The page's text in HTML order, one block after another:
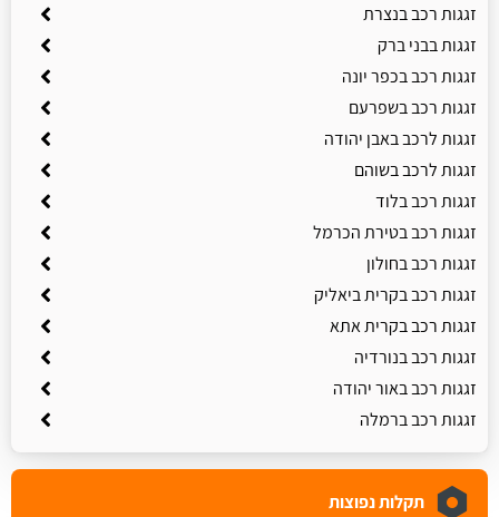
זגגות רכב בנצרת
זגגות בבני ברק
זגגות רכב בכפר יונה
זגגות רכב בשפרעם
זגגות לרכב באבן יהודה
זגגות לרכב בשוהם
זגגות רכב בלוד
זגגות רכב בטירת הכרמל
זגגות רכב בחולון
זגגות רכב בקרית ביאליק
זגגות רכב בקרית אתא
זגגות רכב בנורדיה
זגגות רכב באור יהודה
זגגות רכב ברמלה
תקלות נפוצות